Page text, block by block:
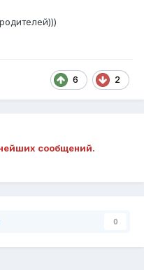
6 2
сообщений.
0